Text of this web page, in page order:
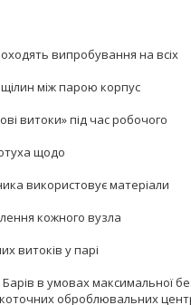
випробування на всіх
між парою корпус
витоки» під час робочого
щодо
використовує матеріали
кожного вузла
витоків у парі
в умовах
оброблювальних